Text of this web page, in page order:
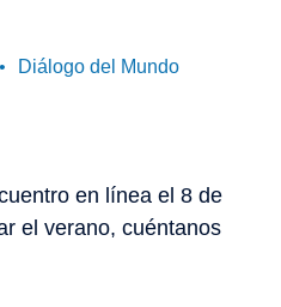
• Diálogo del Mundo
en línea el 8 de
el verano, cuéntanos